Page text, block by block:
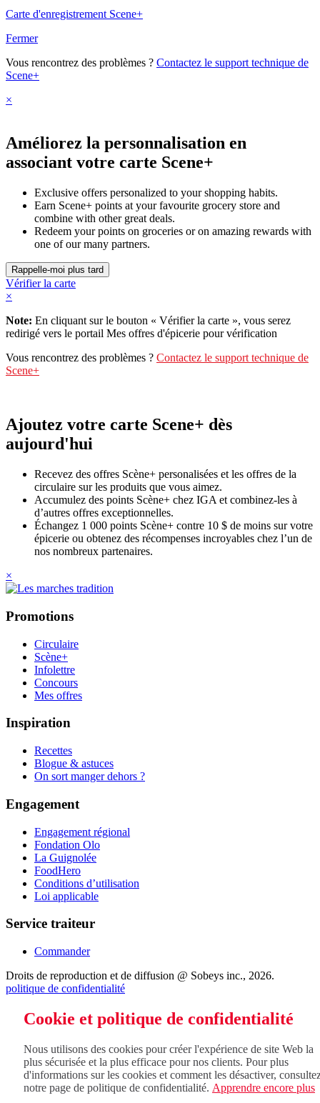
Carte d'enregistrement Scene+
Fermer
Vous rencontrez des problèmes ? Contactez le support technique de
Scene+
×
Améliorez la personnalisation en
associant votre carte Scene+
Exclusive offers personalized to your shopping habits.
Earn Scene+ points at your favourite grocery store and
combine with other great deals.
Redeem your points on groceries or on amazing rewards with
one of our many partners.
Vérifier la carte
×
Note: En cliquant sur le bouton « Vérifier la carte », vous serez
redirigé vers le portail Mes offres d'épicerie pour vérification
Vous rencontrez des problèmes ? Contactez le support technique de
Scene+
Ajoutez votre carte Scene+ dès
aujourd'hui
Recevez des offres Scène+ personalisées et les offres de la
circulaire sur les produits que vous aimez.
Accumulez des points Scène+ chez IGA et combinez-les à
d’autres offres exceptionnelles.
Échangez 1 000 points Scène+ contre 10 $ de moins sur votre
épicerie ou obtenez des récompenses incroyables chez l’un de
nos nombreux partenaires.
×
Promotions
Circulaire
Scène+
Infolettre
Concours
Mes offres
Inspiration
Recettes
Blogue & astuces
On sort manger dehors ?
Engagement
Engagement régional
Fondation Olo
La Guignolée
FoodHero
Conditions d’utilisation
Loi applicable
Service traiteur
Commander
Droits de reproduction et de diffusion @ Sobeys inc., 2026.
politique de confidentialité
Cookie et politique de confidentialité
Nous utilisons des cookies pour créer l'expérience de site Web la
plus sécurisée et la plus efficace pour nos clients. Pour plus
d'informations sur les cookies et comment les désactiver,
notre page de politique de confidentialité. Apprendre encore plus